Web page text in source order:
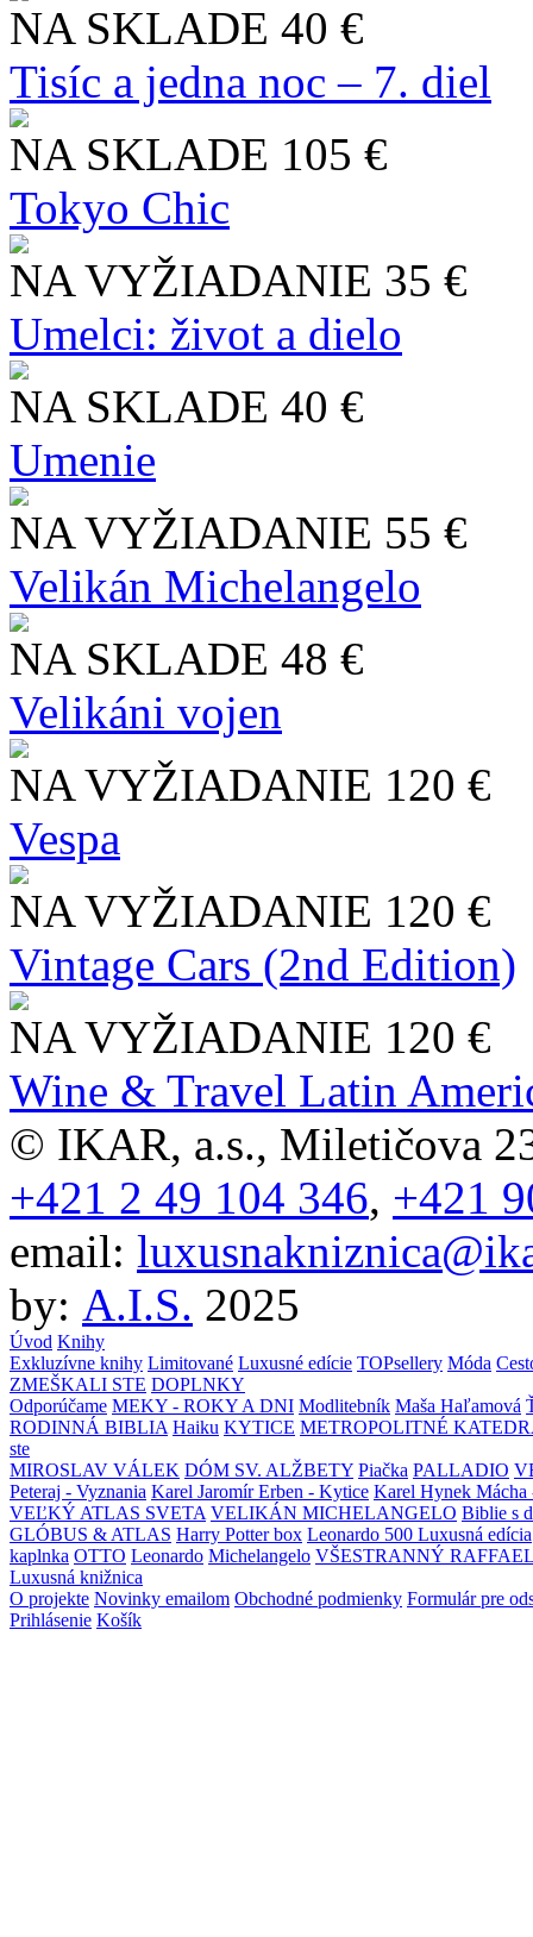
NA SKLADE 40 €
Tisíc a jedna noc – 7. diel
NA SKLADE 105 €
Tokyo Chic
NA VYŽIADANIE 35 €
Umelci: život a dielo
NA SKLADE 40 €
Umenie
NA VYŽIADANIE 55 €
Velikán Michelangelo
NA SKLADE 48 €
Velikáni vojen
NA VYŽIADANIE 120 €
Vespa
NA VYŽIADANIE 120 €
Vintage Cars (2nd Edition)
NA VYŽIADANIE 120 €
Wine & Travel Latin
© IKAR, a.s., Miletičova
+421 2 49 104 346, +421
email:
by: A.I.S. 2025
Úvod Knihy
Exkluzívne knihy Limitované Luxusné edície TOPsellery Móda
ZMEŠKALI STE DOPLNKY
Odporúčame MEKY - ROKY A DNI Modlitebník Maša Haľamová
RODINNÁ BIBLIA Haiku KYTICE METROPOLITNÉ
ste
MIROSLAV VÁLEK DÓM SV. ALŽBETY Piačka PALLADIO
Peteraj - Vyznania Karel Jaromír Erben - Kytice Karel Hynek Mácha
VEĽKÝ ATLAS SVETA VELIKÁN MICHELANGELO Biblie s
GLÓBUS & ATLAS Harry Potter box Leonardo 500 Luxusná edícia
kaplnka OTTO Leonardo Michelangelo VŠESTRANNÝ
Luxusná knižnica
O projekte Novinky emailom Obchodné podmienky Formulár pre
Prihlásenie Košík